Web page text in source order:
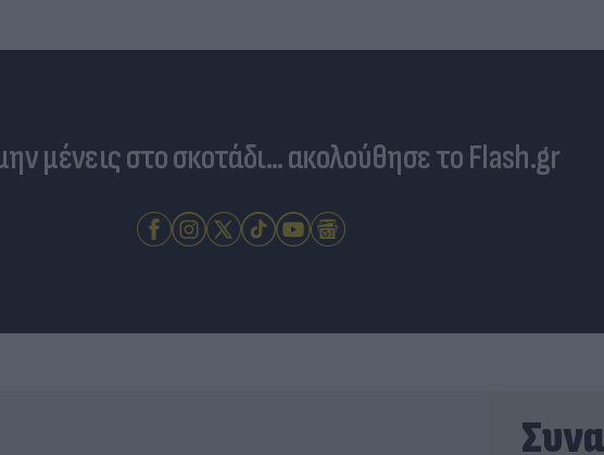
μένεις στο σκοτάδι... ακολούθησε το Flash.gr